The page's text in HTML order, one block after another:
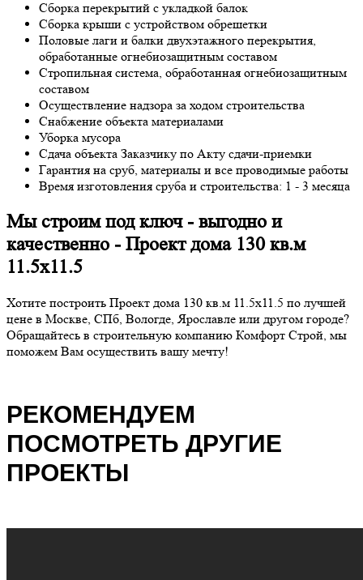
Сборка перекрытий с укладкой балок
Сборка крыши с устройством обрешетки
Половые лаги и балки двухэтажного перекрытия,
обработанные огнебиозащитным составом
Стропильная система, обработанная огнебиозащитным
составом
Осуществление надзора за ходом строительства
Снабжение объекта материалами
Уборка мусора
Сдача объекта Заказчику по Акту сдачи-приемки
Гарантия на сруб, материалы и все проводимые работы
Время изготовления сруба и строительства: 1 - 3 месяца
Мы строим под ключ - выгодно и
качественно - Проект дома 130 кв.м
11.5х11.5
Хотите построить Проект дома 130 кв.м 11.5х11.5 по лучшей
цене в Москве, СПб, Вологде, Ярославле или другом городе?
Обращайтесь в строительную компанию Комфорт Строй, мы
поможем Вам осуществить вашу мечту!
РЕКОМЕНДУЕМ
ПОСМОТРЕТЬ ДРУГИЕ
ПРОЕКТЫ